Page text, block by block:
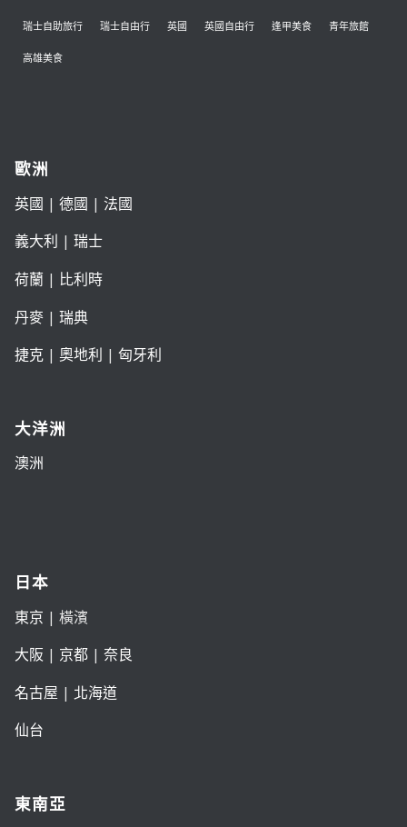
瑞士自助旅行 瑞士自由行 英國 英國自由行 逢甲美食 青年旅館
高雄美食
歐洲
英國 | 德國 | 法國
義大利 | 瑞士
荷蘭| 比利時
丹麥| 瑞典
捷克| 奧地利 | 匈牙利
大洋洲
澳洲
日本
東京 | 橫濱
大阪 | 京都| 奈良
名古屋 | 北海道
仙台
東南亞